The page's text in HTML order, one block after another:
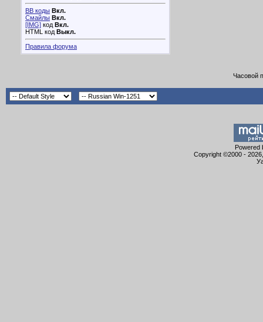
BB коды Вкл.
Смайлы Вкл.
[IMG] код Вкл.
HTML код Выкл.
Правила форума
Часовой
Powered
Copyright ©2000 -